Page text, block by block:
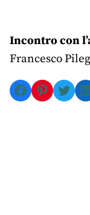
Incontro con
Francesco
Facebook